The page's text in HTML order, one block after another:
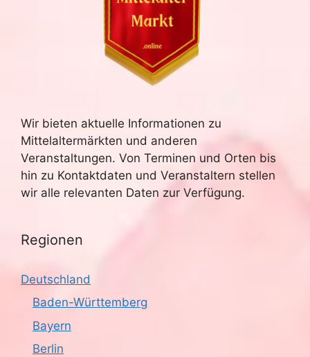
Wir bieten aktuelle Informationen zu
Mittelaltermärkten und anderen
Veranstaltungen. Von Terminen und Orten bis
hin zu Kontaktdaten und Veranstaltern stellen
wir alle relevanten Daten zur Verfügung.
Regionen
Deutschland
Baden-Württemberg
Bayern
Berlin